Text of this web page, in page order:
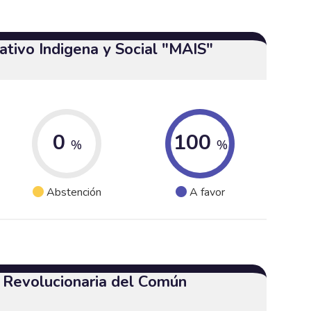
Indigena y Social "MAIS"
0 %
Abstención
100 %
A favor
del Común